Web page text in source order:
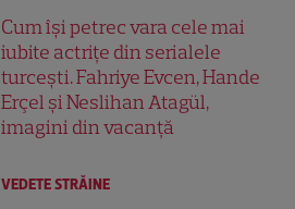
Cum își petrec vara cele mai
iubite actrițe din serialele
turcești. Fahriye Evcen, Hande
Erçel și Neslihan Atagül,
imagini din vacanță
VEDETE STRĂINE